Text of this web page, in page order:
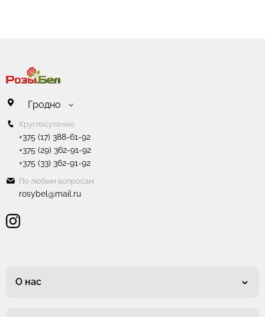
Гродно
Круглосуточно
+375 (17) 388-61-92
+375 (29) 362-91-92
+375 (33) 362-91-92
По любым вопросам
rosybel@mail.ru
О нас